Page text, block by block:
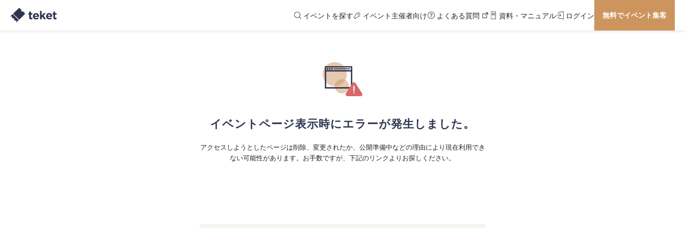
イベントを探す イベント主催者向け よくある質問 資料・マニュアル ログイン 無料でイベント集客
イベントページ表示時にエラーが発生しました。
アクセスしようとしたページは削除、変更されたか、公開準備中などの理由により現在利用でき
ない可能性があります。お手数ですが、下記のリンクよりお探しください。